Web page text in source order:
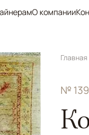
О компании
Главная
№